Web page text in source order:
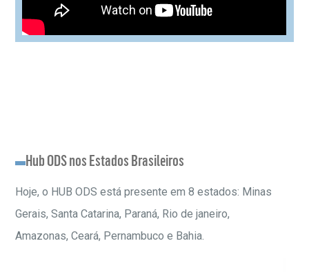
Hub ODS nos Estados Brasileiros
Hoje, o HUB ODS está presente em 8 estados: Minas
Gerais, Santa Catarina, Paraná, Rio de janeiro,
Amazonas, Ceará, Pernambuco e Bahia.